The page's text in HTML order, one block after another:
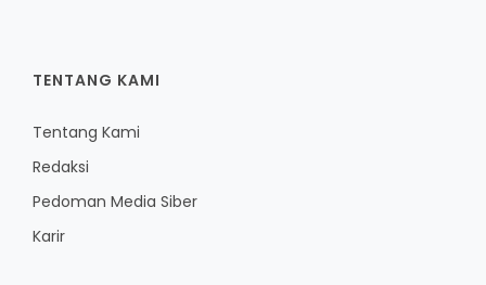
TENTANG KAMI
Tentang Kami
Redaksi
Pedoman Media Siber
Karir